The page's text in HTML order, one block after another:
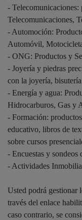
-
Telecomunicaciones,
- Automoción:
Automóvil,
- ONG: Productos y
- Joyería y piedras
con la joyería,
- Energía y agua:
Hidrocarburos, Gas y
- Formación:
educativo, libros de
sobre cursos
- Encuestas y sondeos
- Actividades
Usted podrá gestionar
través del enlace
caso contrario, se